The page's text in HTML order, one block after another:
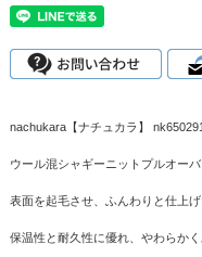
nachukara【ナチュカラ】 nk650291
ウール混シャギーニットプルオーバ
表面を起毛させ、ふんわりと仕上
保温性と耐久性に優れ、やわらか